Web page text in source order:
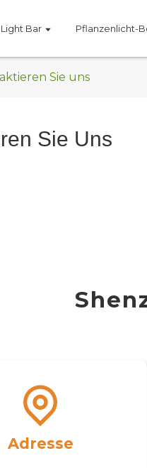
Bar Pflanzenlicht-
Sie uns
Sie Uns
Adresse